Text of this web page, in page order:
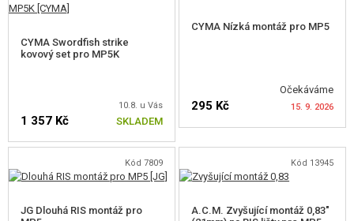
MONTÁŽE PRO PISTOLE
MONTÁŽE PRO SVÍTILNY
MONTÁŽE NA HELMU A BRÝLE
OSTATNÍ MONTÁŽE
SPONY, MAGPUL OKA
BATERIOVÉ BOXY
CYMA Swordfish strike
kovový set pro MP5K
10.8. u Vás
1 357 Kč SKLADEM
CYMA Nízká montáž pro MP5
Očekáváme
295 Kč 15. 9. 2026
HLÍDAT DOSTUPNOST
Kód 7809
JG Dlouhá RIS montáž pro
Kód 13945
A.C.M. Zvyšující montáž 0,83"